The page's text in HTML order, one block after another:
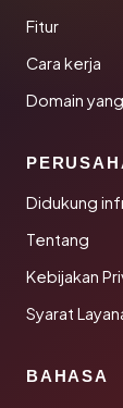
Fitur
Cara kerja
Domain
Didukung
Tentang
Kebijakan
Syarat
BAHASA